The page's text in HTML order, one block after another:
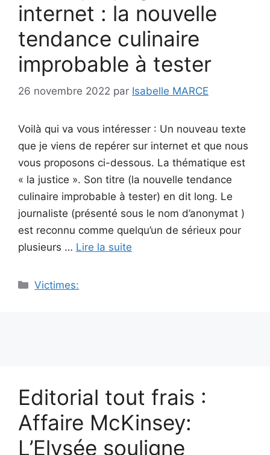
internet : la nouvelle
tendance culinaire
improbable à tester
26 novembre 2022 par Isabelle MARCE
Voilà qui va vous intéresser : Un nouveau texte
que je viens de repérer sur internet et que nous
vous proposons ci-dessous. La thématique est
« la justice ». Son titre (la nouvelle tendance
culinaire improbable à tester) en dit long. Le
journaliste (présenté sous le nom d’anonymat )
est reconnu comme quelqu’un de sérieux pour
plusieurs … Lire la suite
Catégories
Victimes:
Editorial tout frais :
Affaire McKinsey:
L’Elysée souligne